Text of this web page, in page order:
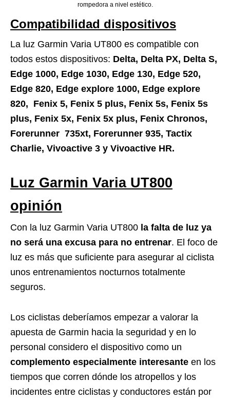
rompedora a nivel estético.
Compatibilidad dispositivos
La luz Garmin Varia UT800 es compatible con
todos estos dispositivos: Delta, Delta PX, Delta S,
Edge 1000, Edge 1030, Edge 130, Edge 520,
Edge 820, Edge explore 1000, Edge explore
820, Fenix 5, Fenix 5 plus, Fenix 5s, Fenix 5s
plus, Fenix 5x, Fenix 5x plus, Fenix Chronos,
Forerunner 735xt, Forerunner 935, Tactix
Charlie, Vivoactive 3 y Vivoactive HR.
Luz Garmin Varia UT800
opinión
Con la luz Garmin Varia UT800 la falta de luz ya
no será una excusa para no entrenar. El foco de
luz es más que suficiente para asegurar al ciclista
unos entrenamientos nocturnos totalmente
seguros.
Los ciclistas deberíamos empezar a valorar la
apuesta de Garmin hacia la seguridad y en lo
personal considero el dispositivo como un
complemento especialmente interesante en los
tiempos que corren dónde los atropellos y los
incidentes entre ciclistas y conductores están por